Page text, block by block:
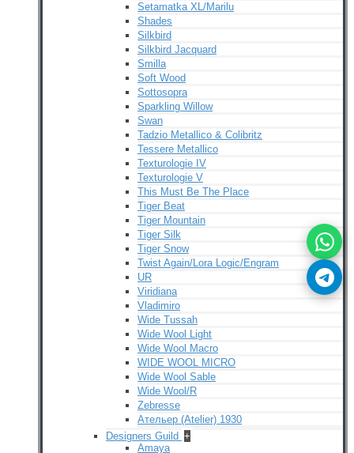
Setamatka XL/Marilu
Shades
Silkbird
Silkbird Jacquard
Smilla
Soft Wood
Sottosopra
Sparkling Willow
Swan
Tadzio Metallico & Colibritz
Tessere Metallico
Texturologie IV
Texturologie V
This Must Be The Place
Tiger Beat
Tiger Mountain
Tiger Silk
Tiger Snow
Twist Again/Lora Logic/Engram
UR
Viridiana
Vladimiro
Wide Tussah
Wide Wool Light
Wide Wool Macro
WIDE WOOL MICRO
Wide Wool Sable
Wide Wool/R
Zebresse
Ательер (Atelier) 1930
Designers Guild +
Amaya